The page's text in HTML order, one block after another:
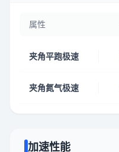
属性
夹角平跑极速
夹角氮气极速
加速性能